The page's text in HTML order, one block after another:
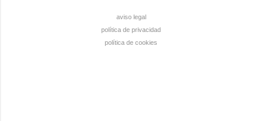
aviso legal
política de privacidad
política de cookies